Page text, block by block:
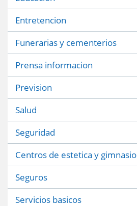
Entretencion
Funerarias y cementerios
Prensa informacion
Prevision
Salud
Seguridad
Centros de estetica y gimnasio
Seguros
Servicios basicos